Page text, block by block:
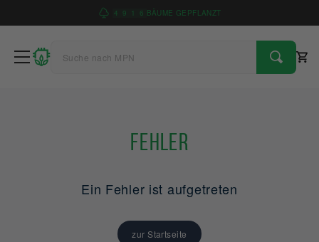
4 9 1 6 BÄUME GEPFLANZT
Fehler
Ein Fehler ist aufgetreten
zur Startseite